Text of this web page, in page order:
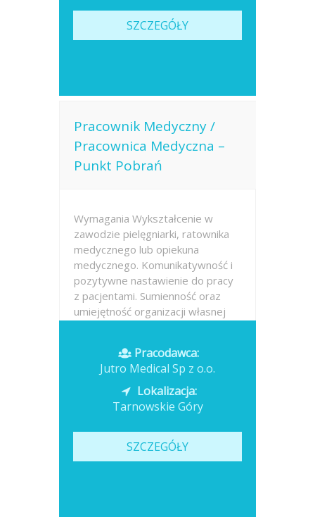
SZCZEGÓŁY
Pracownik Medyczny /
Pracownica Medyczna –
Punkt Pobrań
Wymagania Wykształcenie w
zawodzie pielęgniarki, ratownika
medycznego lub opiekuna
medycznego. Komunikatywność i
pozytywne nastawienie do pracy
z pacjentami. Sumienność oraz
umiejętność organizacji własnej
Opublikowano: dzisiaj
Pracodawca:
Jutro Medical Sp z o.o.
Lokalizacja:
Tarnowskie Góry
SZCZEGÓŁY